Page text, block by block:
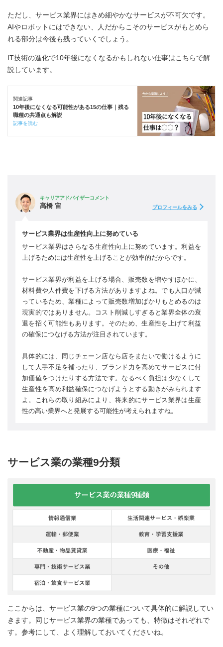
ただし、サービス業界にはきめ細やかなサービスが不可欠です。
AIやロボットにはできない、人だからこそのサービスがもとめら
れる部分は今後も残っていくでしょう。
IT技術の進化で10年後になくなるかもしれない仕事はこちらで解
説しています。
関連記事
10年後になくなる可能性がある15の仕事｜残る
職種の共通点も解説
記事を読む
キャリアアドバイザーコメント
高橋 宙 プロフィールをみる
サービス業界は生産性向上に努めている
サービス業界はさらなる生産性向上に努めています。利益を
上げるためには生産性を上げることが効率的だからです。
サービス業界が利益を上げる場合、販売数を増やすほかに、
材料費や人件費を下げる方法がありますよね。でも人口が減
っているため、業種によって販売数増加ばかりもとめるのは
現実的ではありません。コスト削減しすぎると業界全体の衰
退を招く可能性もあります。そのため、生産性を上げて利益
の確保につなげる方法が注目されています。
具体的には、同じチェーン店なら店をまたいで働けるように
して人手不足を補ったり、ブランド力を高めてサービスに付
加価値をつけたりする方法です。なるべく負担は少なくして
生産性を高め利益確保につなげようとする動きがみられます
よ。これらの取り組みにより、将来的にサービス業界は生産
性の高い業界へと発展する可能性が考えられますね。
サービス業の業種9分類
ここからは、サービス業の9つの業種について具体的に解説してい
きます。同じサービス業界の業種であっても、特徴はそれぞれで
す。参考にして、よく理解しておいてくださいね。